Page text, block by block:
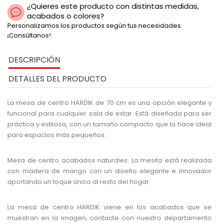
¿Quieres este producto con distintas medidas,
acabados o colores?
Personalizamos los productos según tus necesidades.
¡Consúltanos!
DESCRIPCIÓN
DETALLES DEL PRODUCTO
La mesa de centro HARDIK de 70 cm es una opción elegante y
funcional para cualquier sala de estar. Está diseñada para ser
práctica y estilosa, con un tamaño compacto que la hace ideal
para espacios más pequeños.
Mesa de centro acabados naturales. La mesita está realizada
con madera de mango con un diseño elegante e innovador
aportando un toque único al resto del hogar.
La mesa de centro HARDIK viene en los acabados que se
muestran en la imagen, contacte con nuestro departamento